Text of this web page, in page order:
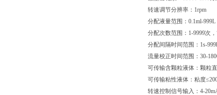
转速调节分辨率：1rpm
分配液量范围：0.1ml-999L
分配次数范围：1-9999次
分配间隔时间范围：1s-
流量校正时间范围：30-
可传输含颗粒液体：颗粒
可传输粘性液体：粘度
转速控制信号输入：4-